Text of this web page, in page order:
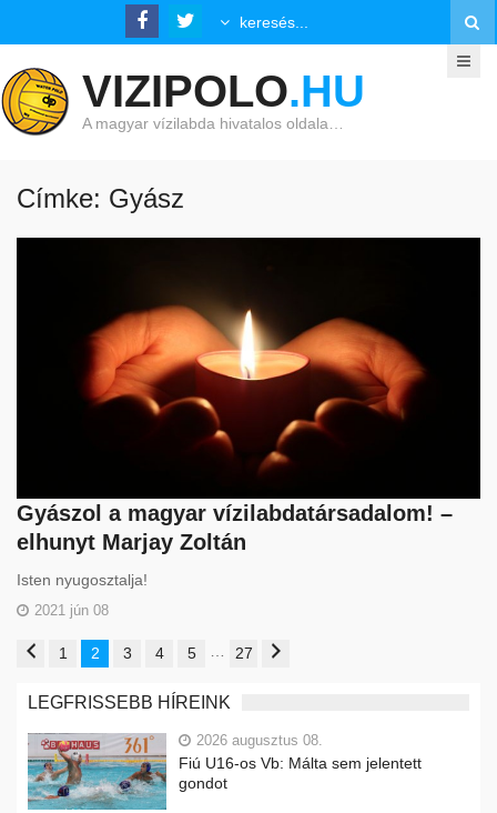
VIZIPOLO.HU
A magyar vízilabda hivatalos oldala…
Címke: Gyász
Gyászol a magyar vízilabdatársadalom! –
elhunyt Marjay Zoltán
Isten nyugosztalja!
2021 jún 08
1 2 3 4 5 27
LEGFRISSEBB HÍREINK
2026 augusztus 08.
Fiú U16-os Vb: Málta sem jelentett
gondot